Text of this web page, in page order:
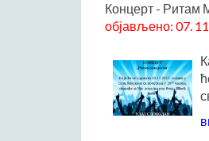
Концерт - Ритам
објављено: 07.